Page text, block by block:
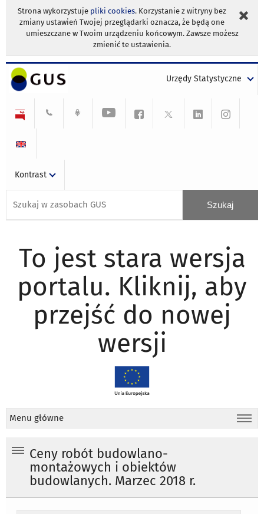
Strona wykorzystuje pliki cookies. Korzystanie z witryny bez
zmiany ustawień Twojej przeglądarki oznacza, że będą one
umieszczane w Twoim urządzeniu końcowym. Zawsze możesz
zmienić te ustawienia.
Urzędy Statystyczne
Kontrast
To jest stara wersja
portalu. Kliknij, aby
przejść do nowej
wersji
Menu główne
Ceny robót budowlano-
montażowych i obiektów
budowlanych. Marzec 2018 r.